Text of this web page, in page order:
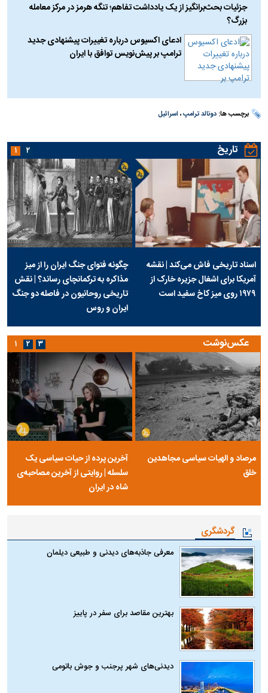
جزئیات بحث‌برانگیز از یک یادداشت تفاهم؛ تنگه هرمز در مرکز معامله
بزرگ؟
ادعای اکسیوس درباره تغییرات پیشنهادی جدید
ترامپ بر پیش‌نویس توافق با ایران
برچسب ها:دونالد ترامپ، اسرائیل
تاریخ
اسناد تاریخی فاش می‌کند | نقشه
آمریکا برای اشغال جزیره خارک از
۱۹۷۹ روی میز کاخ سفید است
چگونه فتوای جنگ ایران را از میز
مذاکره به ترکمانچای رساند؟ | نقش
تاریخی روحانیون در فاصله دو جنگ
ایران و روس
۱ ۲
عکس‌نوشت
مرصاد و الهیات سیاسی مجاهدین
خلق
آخرین پرده از حیات سیاسی یک
سلسله | روایتی از آخرین مصاحبه‌ی
شاه در ایران
۱ ۲ ۳
گردشگری
معرفی جاذبه‌های دیدنی و طبیعی دیلمان
بهترین مقاصد برای سفر در پاییز
دیدنی‌های شهر پرجنب و جوش باتومی